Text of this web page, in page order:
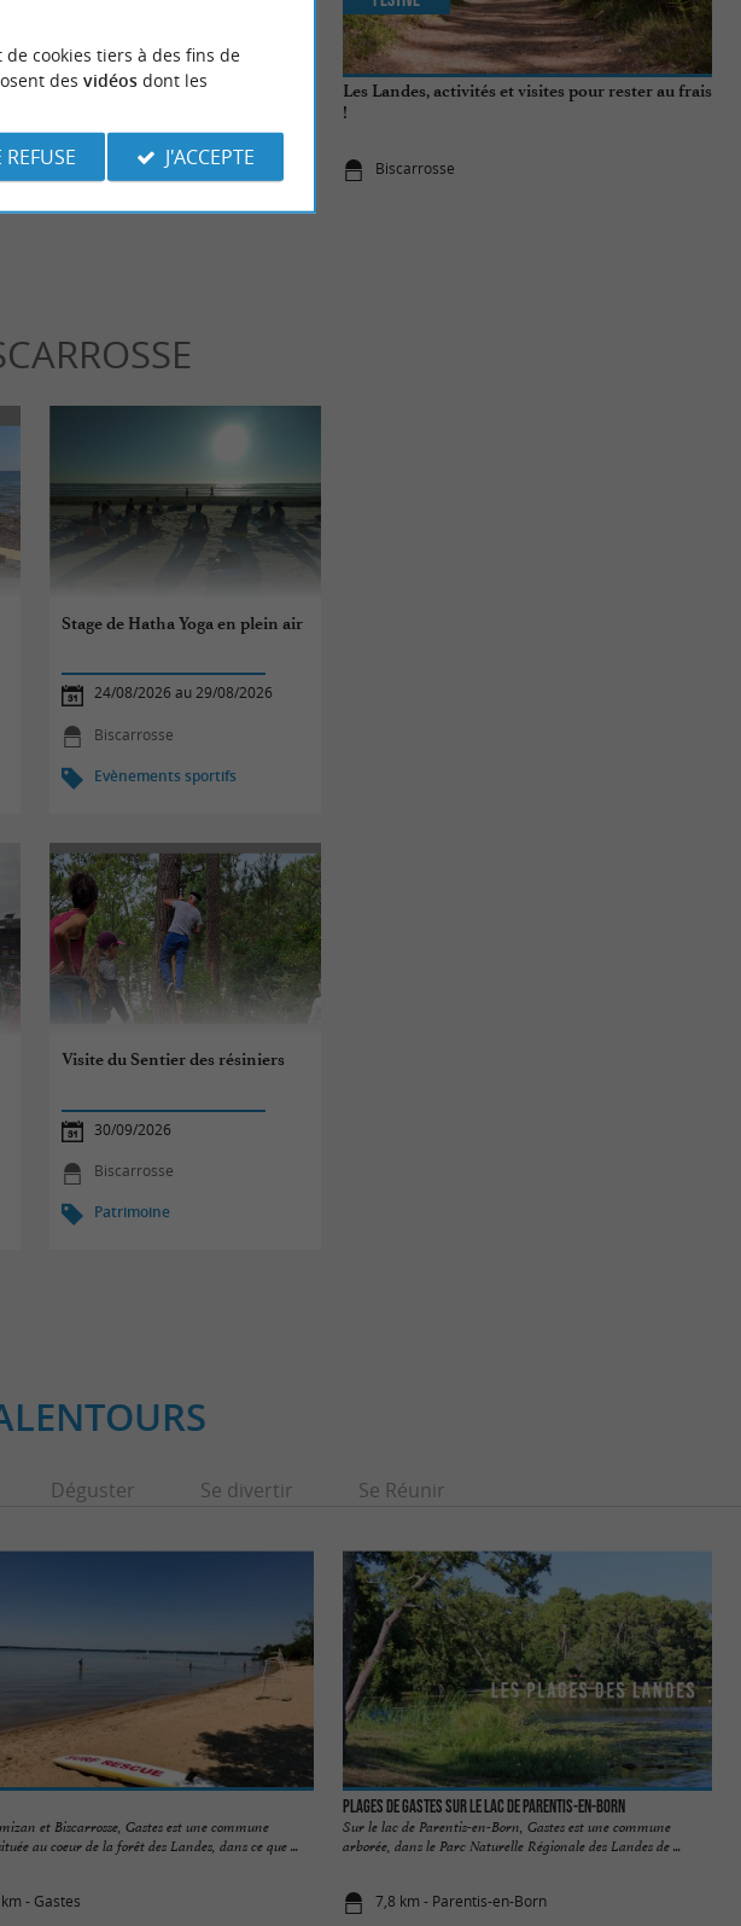
dans les Landes
Les Landes, activités et visites pour rester au frais
!
Biscarrosse
Stage de Hatha Yoga en plein air
24/08/2026 au 29/08/2026
Biscarrosse
Evènements sportifs
Visite du Sentier des résiniers
30/09/2026
Biscarrosse
Patrimoine
Déguster Se divertir Se Réunir
et Biscarrosse, Gastes est une commune
au coeur de la forêt des Landes, dans ce que ...
- Gastes
Plages de Gastes sur le Lac de Parentis-en-Born
Sur le lac de Parentis-en-Born, Gastes est une commune
arborée, dans le Parc Naturelle Régionale des Landes de ...
7,8 km - Parentis-en-Born
cookies tiers à des fins de
des vidéosdont les
REFUSE J'ACCEPTE